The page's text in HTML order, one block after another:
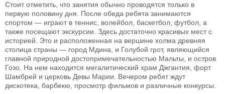
Стоит отметить, что занятия обычно проводятся только в
первую половину дня. После обеда ребята занимаются
спортом — играют в теннис, волейбол, баскетбол, футбол, а
также посещают экскурсии. Здесь достаточно красивых мест с
историей. Это и расположенная на вершине холма древняя
столица страны — город Мдина, и Голубой грот, являющийся
главной природной достопримечательностью Мальты, и остров
Гозо. На нем находится мегалитический храм Джгантия, форт
Шамбрей и церковь Девы Марии. Вечером ребят ждут
дискотека, барбекю, просмотр фильмов и различные конкурсы.